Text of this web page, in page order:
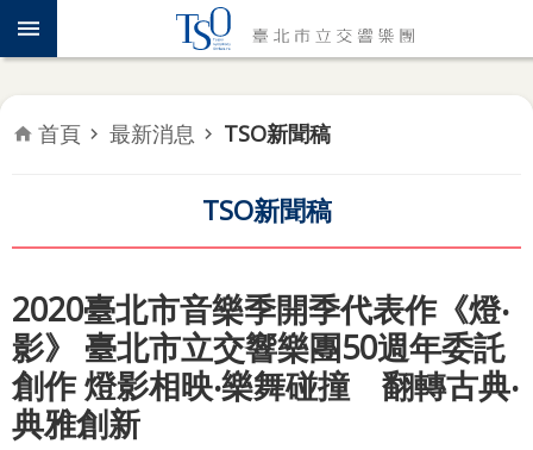
跳到主要內容區塊
認
識
年
音
樂
會
推
廣
首頁 最新消息 TSO新聞稿
TSO新聞稿
2020臺北市音樂季開季代表作《燈‧
影》 臺北市立交響樂團50週年委託
創作 燈影相映‧樂舞碰撞 翻轉古典‧
典雅創新